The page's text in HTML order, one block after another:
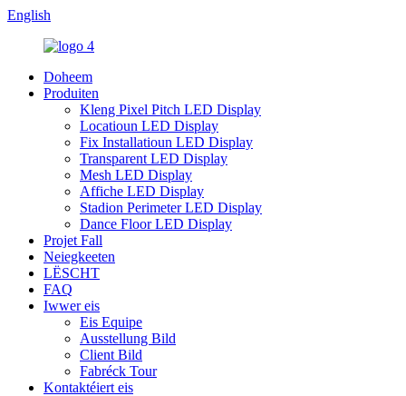
English
Doheem
Produiten
Kleng Pixel Pitch LED Display
Locatioun LED Display
Fix Installatioun LED Display
Transparent LED Display
Mesh LED Display
Affiche LED Display
Stadion Perimeter LED Display
Dance Floor LED Display
Projet Fall
Neiegkeeten
LËSCHT
FAQ
Iwwer eis
Eis Equipe
Ausstellung Bild
Client Bild
Fabréck Tour
Kontaktéiert eis